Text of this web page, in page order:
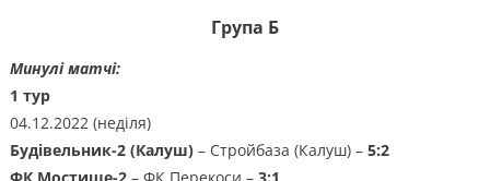
Група Б
Минулі матчі:
1 тур
04.12.2022 (неділя)
Будівельник-2 (Калуш) – Стройбаза (Калуш) – 5:2